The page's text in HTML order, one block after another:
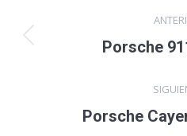
entre
Porsche
Porsche